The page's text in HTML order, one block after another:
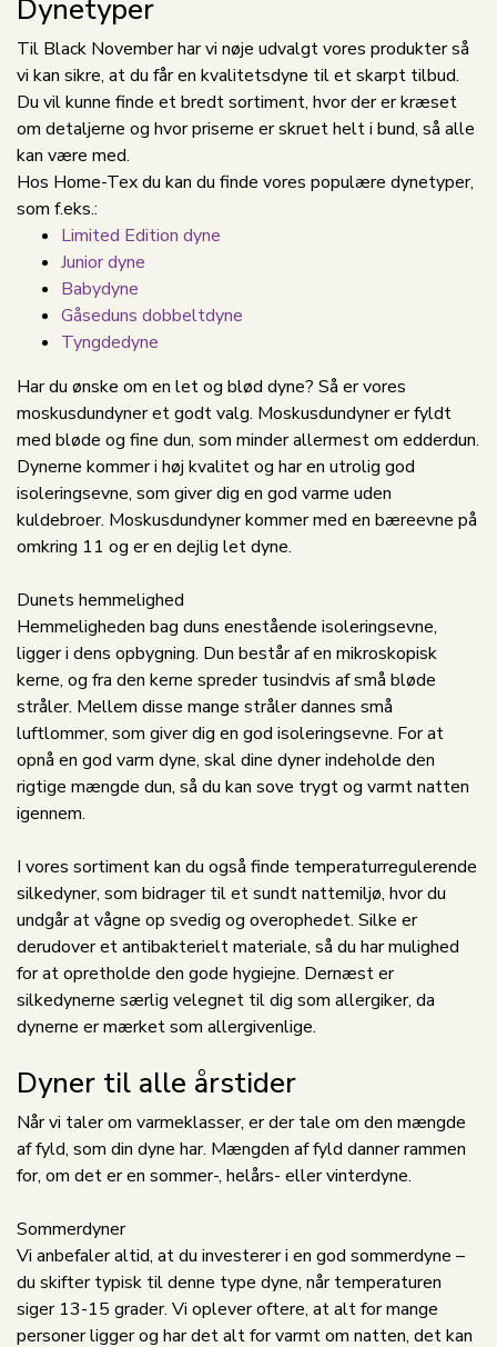
Dynetyper
Til Black November har vi nøje udvalgt vores produkter så
vi kan sikre, at du får en kvalitetsdyne til et skarpt tilbud.
Du vil kunne finde et bredt sortiment, hvor der er kræset
om detaljerne og hvor priserne er skruet helt i bund, så alle
kan være med.
Hos Home-Tex du kan du finde vores populære dynetyper,
som f.eks.:
Limited Edition dyne
Junior dyne
Babydyne
Gåseduns dobbeltdyne
Tyngdedyne
Har du ønske om en let og blød dyne? Så er vores
moskusdundyner et godt valg. Moskusdundyner er fyldt
med bløde og fine dun, som minder allermest om edderdun.
Dynerne kommer i høj kvalitet og har en utrolig god
isoleringsevne, som giver dig en god varme uden
kuldebroer. Moskusdundyner kommer med en bæreevne på
omkring 11 og er en dejlig let dyne.
Dunets hemmelighed
Hemmeligheden bag duns enestående isoleringsevne,
ligger i dens opbygning. Dun består af en mikroskopisk
kerne, og fra den kerne spreder tusindvis af små bløde
stråler. Mellem disse mange stråler dannes små
luftlommer, som giver dig en god isoleringsevne. For at
opnå en god varm dyne, skal dine dyner indeholde den
rigtige mængde dun, så du kan sove trygt og varmt natten
igennem.
I vores sortiment kan du også finde temperaturregulerende
silkedyner, som bidrager til et sundt nattemiljø, hvor du
undgår at vågne op svedig og overophedet. Silke er
derudover et antibakterielt materiale, så du har mulighed
for at opretholde den gode hygiejne. Dernæst er
silkedynerne særlig velegnet til dig som allergiker, da
dynerne er mærket som allergivenlige.
Dyner til alle årstider
Når vi taler om varmeklasser, er der tale om den mængde
af fyld, som din dyne har. Mængden af fyld danner rammen
for, om det er en sommer-, helårs- eller vinterdyne.
Sommerdyner
Vi anbefaler altid, at du investerer i en god sommerdyne –
du skifter typisk til denne type dyne, når temperaturen
siger 13-15 grader. Vi oplever oftere, at alt for mange
personer ligger og har det alt for varmt om natten, det kan